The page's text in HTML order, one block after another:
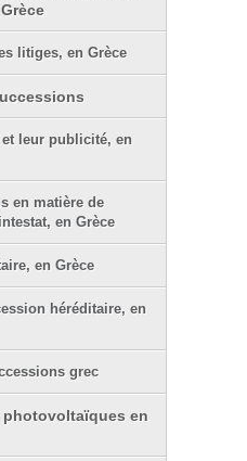
litiges, en Grèce
et leur publicité, en
en matière de
en Grèce
en Grèce
héréditaire, en
grec
photovoltaïques en